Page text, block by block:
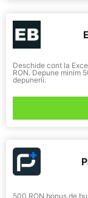
Deschide cont la
RON. Depune minim
depunerii.
500 RON bonus de